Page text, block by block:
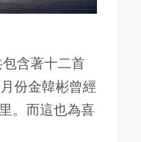
含著十二首
份金韓彬曾經
。而這也為喜